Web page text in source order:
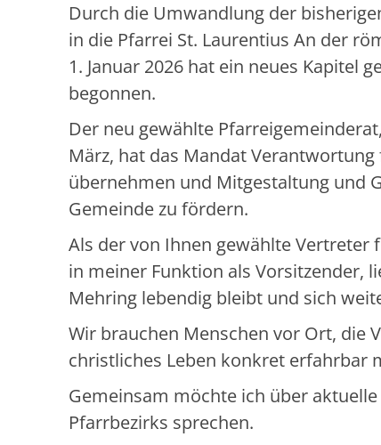
Durch die Umwandlung der
in die Pfarrei St. Laurentius An der
1. Januar 2026 hat ein neues Kapitel
begonnen.
Der neu gewählte
März, hat das Mandat
übernehmen und Mitgestaltung und
Gemeinde zu fördern.
Als der von Ihnen gewählte
in meiner Funktion als Vorsitzender,
Mehring lebendig bleibt und sich
Wir brauchen Menschen vor Ort, die
christliches Leben konkret erfahrbar
Gemeinsam möchte ich über
Pfarrbezirks sprechen.